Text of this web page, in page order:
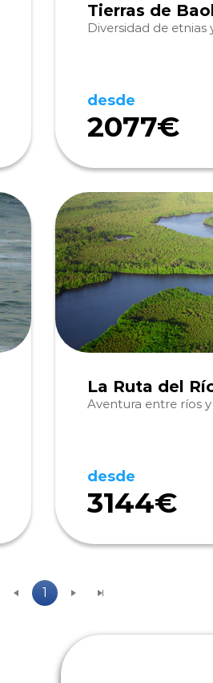
Tierras de
Diversidad de
desde
2077€
La Ruta del
Aventura entre ríos
desde
3144€
1